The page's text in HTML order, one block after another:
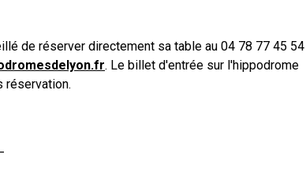
de réserver directement sa table au 04 78 77 45 54
. Le billet d'entrée sur l'hippodrome
réservation.